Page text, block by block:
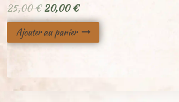
25,00€ Le
prix
initial
20,00€Le
prix
actuel
Ajouter au panier